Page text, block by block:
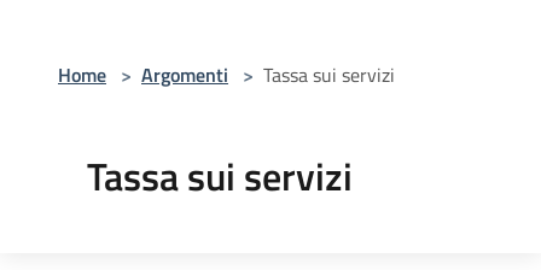
Home > Argomenti > Tassa sui servizi
Tassa sui servizi